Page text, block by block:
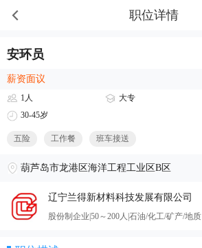
职位详情
安环员
薪资面议
1人
大专
30-45岁
五险 工作餐 班车接送
葫芦岛市龙港区海洋工程工业区B区
辽宁兰得新材料科技发展有限公司
股份制企业|50～200人|石油/化工/矿产/地质